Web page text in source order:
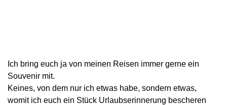
Ich bring euch ja von meinen Reisen immer gerne ein
Souvenir mit.
Keines, von dem nur ich etwas habe, sondern etwas,
womit ich euch ein Stück Urlaubserinnerung bescheren